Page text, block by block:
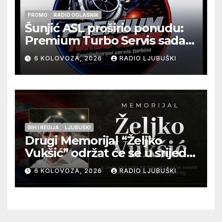
PROMO RADIO OGLASNIK
Šunjić ASL proširio ponudu:
Premium Turbo Servis sada
na jednoj adresi u Ljubuškom
6 KOLOVOZA, 2026 RADIO LJUBUŠKI
BIH I REGIJA LJUBUŠKI
Drugi Memorijal “Željko
Vukšić” održat će se u srijedu
12. kolovoza u Otoku
6 KOLOVOZA, 2026 RADIO LJUBUŠKI